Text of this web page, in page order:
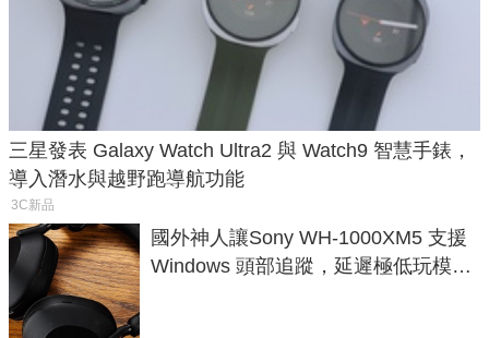
三星發表 Galaxy Watch Ultra2 與 Watch9 智慧手錶，
導入潛水與越野跑導航功能
3C新品
國外神人讓Sony WH-1000XM5 支援
Windows 頭部追蹤，延遲極低玩模擬